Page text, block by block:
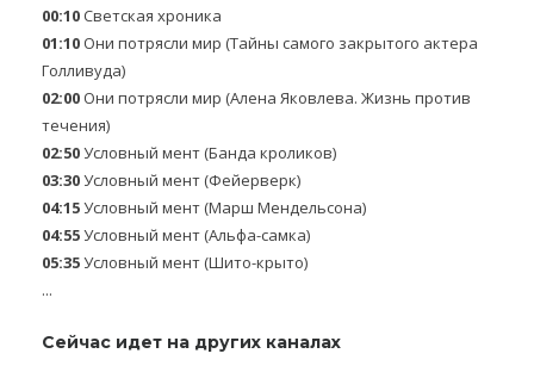
00:10Светская хроника
01:10 Они потрясли мир (Тайны самого закрытого актера
Голливуда)
02:00 Они потрясли мир (Алена Яковлева. Жизнь против
течения)
02:50Условный мент (Банда кроликов)
03:30Условный мент (Фейерверк)
04:15Условный мент (Марш Мендельсона)
04:55Условный мент (Альфа-самка)
05:35Условный мент (Шито-крыто)
...
Сейчас идет на других каналах